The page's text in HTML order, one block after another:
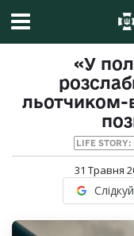
«У
льотчиком-
LIFE
31 Травня